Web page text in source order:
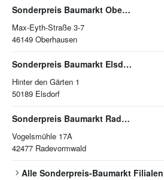
Sonderpreis Baumarkt Oberhausen
Max-Eyth-Straße 3-7
46149 Oberhausen
Sonderpreis Baumarkt Elsdorf
Hinter den Gärten 1
50189 Elsdorf
Sonderpreis Baumarkt Radevormwald
Vogelsmühle 17A
42477 Radevormwald
Alle Sonderpreis-Baumarkt Filialen